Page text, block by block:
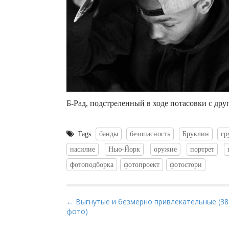
Б-Рад, подстреленный в ходе потасовки с
Tags: банды безопасность Бруклин
насилие
Нью-Йорк оружие портрет
фотоподборка
фотопроект фотостори
P
o
← Выгнутые и безмерно привлекательные (38
фото)